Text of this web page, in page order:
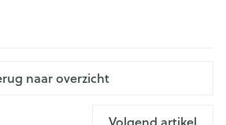
naar overzicht